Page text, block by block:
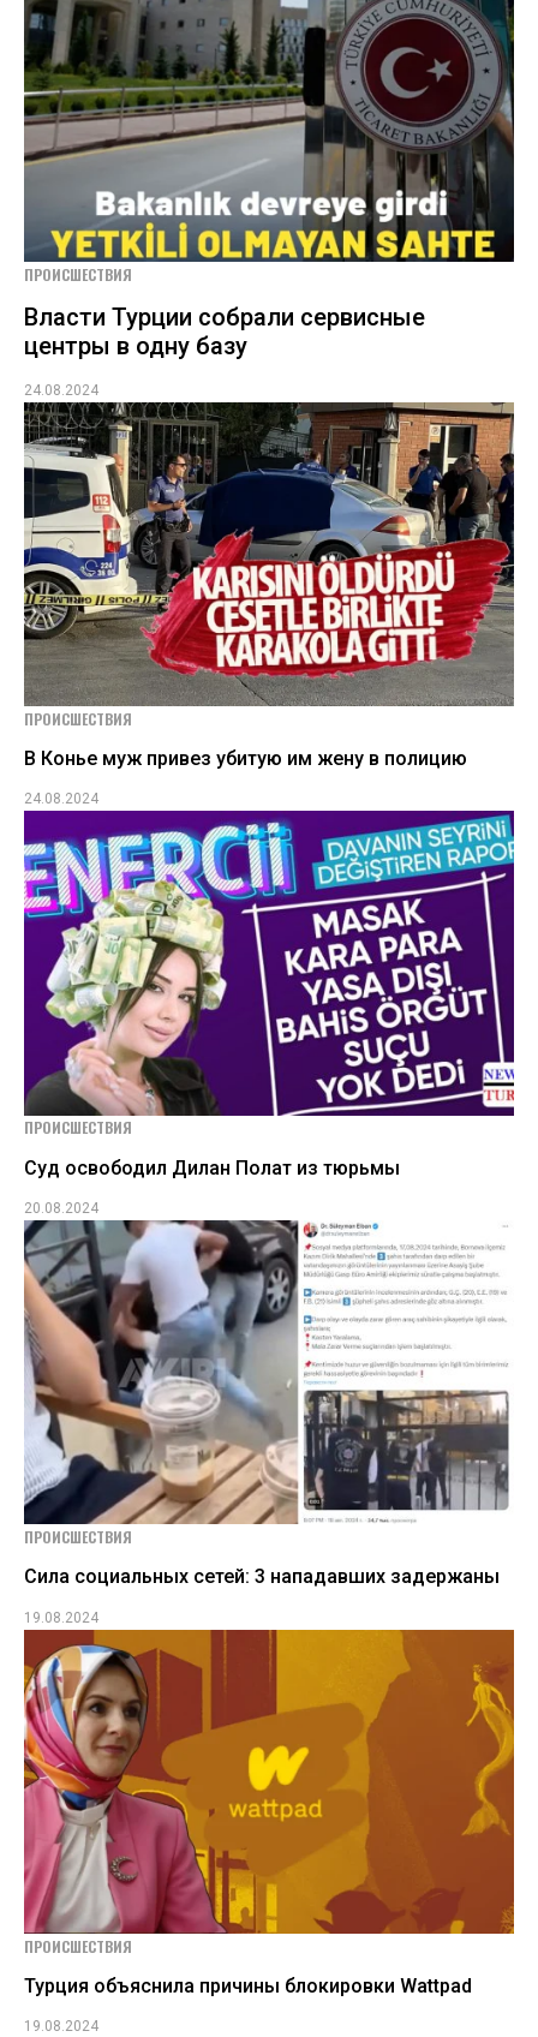
ПРОИСШЕСТВИЯ
Власти Турции собрали сервисные
центры в одну базу
24.08.2024
ПРОИСШЕСТВИЯ
В Конье муж привез убитую им жену в полицию
24.08.2024
ПРОИСШЕСТВИЯ
Суд освободил Дилан Полат из тюрьмы
20.08.2024
ПРОИСШЕСТВИЯ
Сила социальных сетей: 3 нападавших задержаны
19.08.2024
ПРОИСШЕСТВИЯ
Турция объяснила причины блокировки Wattpad
19.08.2024